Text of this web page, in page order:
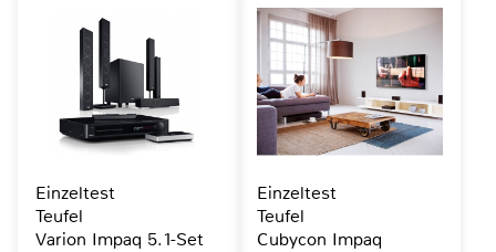
Einzeltest
Teufel
Varion Impaq 5.1-Set
Einzeltest
Teufel
Cubycon Impaq